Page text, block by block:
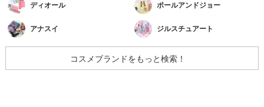
ディオール ポールアンドジョー
アナスイ ジルスチュアート
コスメブランドをもっと検索！